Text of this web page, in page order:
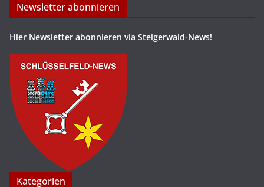
Newsletter abonnieren
Hier Newsletter abonnieren via Steigerwald-News!
Kategorien